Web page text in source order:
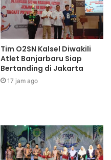
Tim O2SN Kalsel Diwakili
Atlet Banjarbaru Siap
Bertanding di Jakarta
17 jam ago